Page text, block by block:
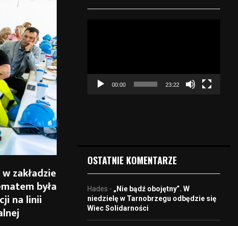
zakładzie
była
na linii
e
o
00:00 23:22
OSTATNIE KOMENTARZE
Hades - „Nie bądź obojętny”. W
niedzielę w Tarnobrzegu odbędzie się
Wiec Solidarności